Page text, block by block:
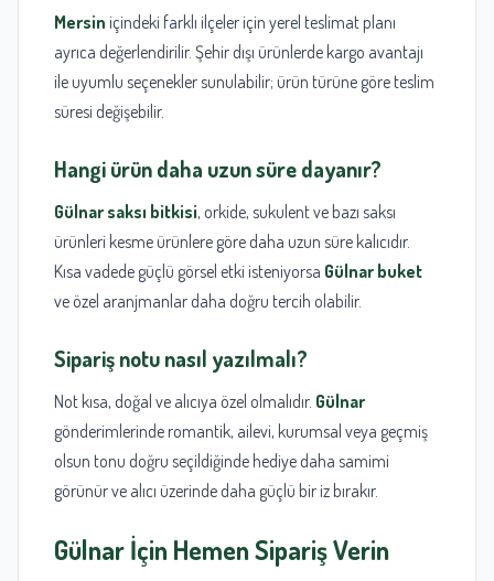
Mersin içindeki farklı ilçeler için yerel teslimat planı
ayrıca değerlendirilir. Şehir dışı ürünlerde kargo avantajı
ile uyumlu seçenekler sunulabilir; ürün türüne göre teslim
süresi değişebilir.
Hangi ürün daha uzun süre dayanır?
Gülnar saksı bitkisi, orkide, sukulent ve bazı saksı
ürünleri kesme ürünlere göre daha uzun süre kalıcıdır.
Kısa vadede güçlü görsel etki isteniyorsa Gülnar buket
ve özel aranjmanlar daha doğru tercih olabilir.
Sipariş notu nasıl yazılmalı?
Not kısa, doğal ve alıcıya özel olmalıdır. Gülnar
gönderimlerinde romantik, ailevi, kurumsal veya geçmiş
olsun tonu doğru seçildiğinde hediye daha samimi
görünür ve alıcı üzerinde daha güçlü bir iz bırakır.
Gülnarİçin Hemen Sipariş Verin